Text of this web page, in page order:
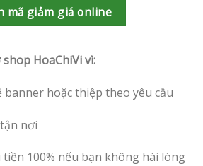
mã giảm giá online
HoaChiVi vì:
hoặc thiệp theo yêu cầu
nơi
tiền 100% nếu bạn không hài lòng